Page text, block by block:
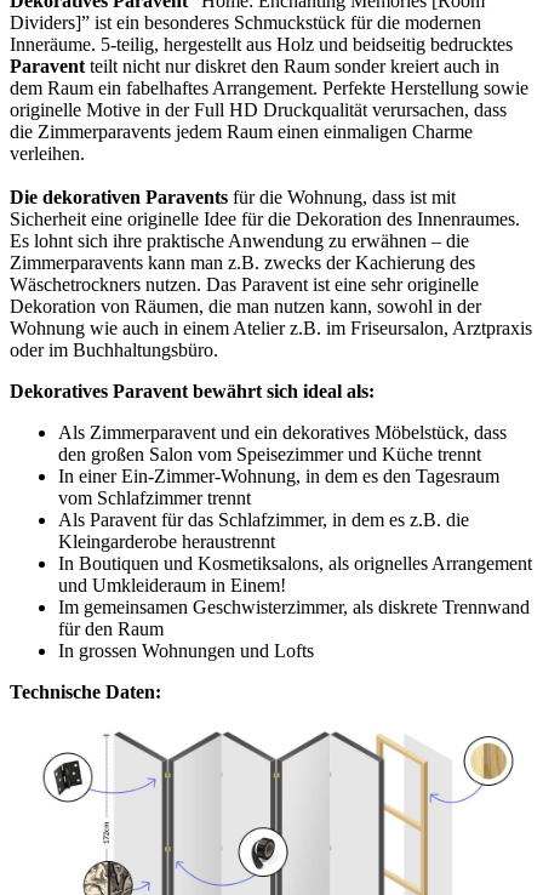
Dividers]” ist ein besonderes Schmuckstück für die modernen
Inneräume. 5-teilig, hergestellt aus Holz und beidseitig bedrucktes
Paravent teilt nicht nur diskret den Raum sonder kreiert auch in
dem Raum ein fabelhaftes Arrangement. Perfekte Herstellung sowie
originelle Motive in der Full HD Druckqualität verursachen, dass
die Zimmerparavents jedem Raum einen einmaligen Charme
verleihen.
Die dekorativen Paravents für die Wohnung, dass ist mit
Sicherheit eine originelle Idee für die Dekoration des Innenraumes.
Es lohnt sich ihre praktische Anwendung zu erwähnen – die
Zimmerparavents kann man z.B. zwecks der Kachierung des
Wäschetrockners nutzen. Das Paravent ist eine sehr originelle
Dekoration von Räumen, die man nutzen kann, sowohl in der
Wohnung wie auch in einem Atelier z.B. im Friseursalon, Arztpraxis
oder im Buchhaltungsbüro.
Dekoratives Paravent bewährt sich ideal als:
Als Zimmerparavent und ein dekoratives Möbelstück, dass
den großen Salon vom Speisezimmer und Küche trennt
In einer Ein-Zimmer-Wohnung, in dem es den Tagesraum
vom Schlafzimmer trennt
Als Paravent für das Schlafzimmer, in dem es z.B. die
Kleingarderobe heraustrennt
In Boutiquen und Kosmetiksalons, als orignelles Arrangement
und Umkleideraum in Einem!
Im gemeinsamen Geschwisterzimmer, als diskrete Trennwand
für den Raum
In grossen Wohnungen und Lofts
Technische Daten: